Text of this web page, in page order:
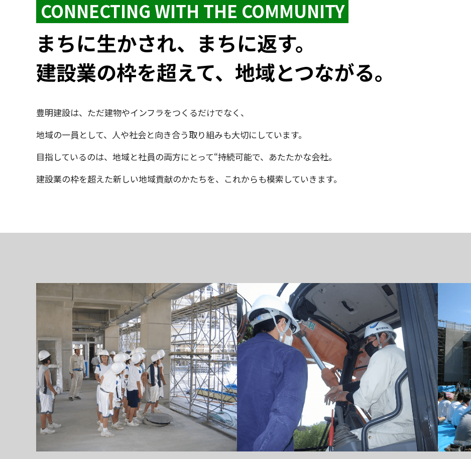
CONNECTING WITH THE COMMUNITY
まちに生かされ、まちに返す。
建設業の枠を超えて、地域とつながる。
豊明建設は、ただ建物やインフラをつくるだけでなく、
地域の一員として、人や社会と向き合う取り組みも大切にしています。
目指しているのは、地域と社員の両方にとって“持続可能で、あたたかな会社。
建設業の枠を超えた新しい地域貢献のかたちを、これからも模索していきます。